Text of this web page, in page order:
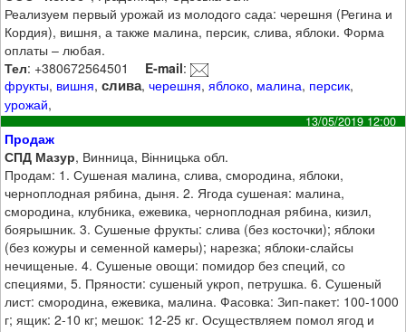
Реализуем первый урожай из молодого сада: черешня (Регина и
Кордия), вишня, а также малина, персик, слива, яблоки. Форма
оплаты – любая.
Тел: +380672564501 E-mail:
фрукты, вишня,слива,черешня,яблоко, малина, персик,
урожай,
13/05/2019 12:00
Продаж
СПД Мазур, Винница, Вінницька обл.
Продам: 1. Сушеная малина, слива, смородина, яблоки,
черноплодная рябина, дыня. 2. Ягода сушеная: малина,
смородина, клубника, ежевика, черноплодная рябина, кизил,
боярышник. 3. Сушеные фрукты: слива (без косточки); яблоки
(без кожуры и семенной камеры); нарезка; яблоки-слайсы
нечищеные. 4. Сушеные овощи: помидор без специй, со
специями, 5. Пряности: сушеный укроп, петрушка. 6. Сушеный
лист: смородина, ежевика, малина. Фасовка: Зип-пакет: 100-1000
г; ящик: 2-10 кг; мешок: 12-25 кг. Осуществляем помол ягод и